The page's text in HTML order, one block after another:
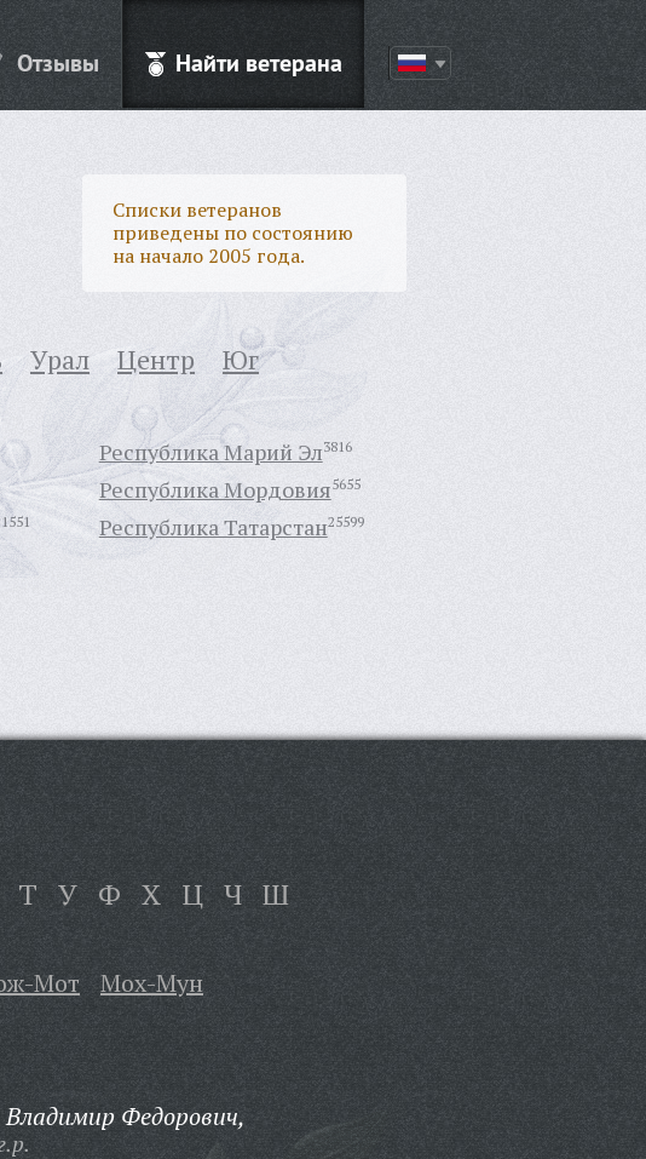
Отзывы Найти ветерана
Списки ветеранов
приведены по состоянию
на начало 2005 года.
Урал Центр Юг
Республика Марий Эл3816
Республика Мордовия5655
Республика Татарстан25599
Т У Ф Х Ц Ч Ш
Мот
Мох-Мун
Федорович,